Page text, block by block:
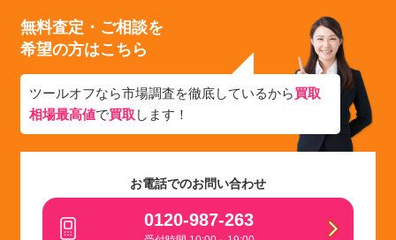
無料査定・ご相談を
希望の方はこちら
ツールオフなら市場調査を徹底しているから買取
相場最高値で買取 します！
お電話でのお問い合わせ
0120-987-263